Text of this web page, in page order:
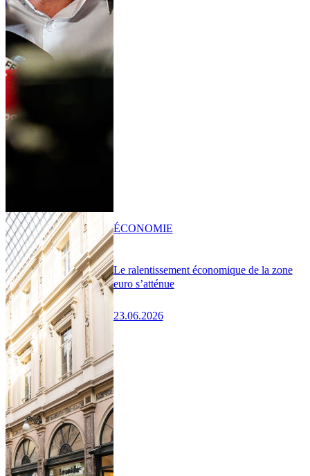
Le ralentissement économique de la zone
euro s’atténue
23.06.2026
ÉCONOMIE